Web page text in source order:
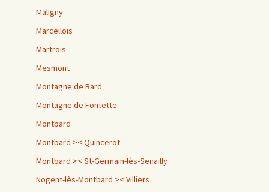
Maligny
Marcellois
Martrois
Mesmont
Montagne de Bard
Montagne de Fontette
Montbard
Montbard >< Quincerot
Montbard >< St-Germain-lès-Senailly
Nogent-lès-Montbard >< Villiers